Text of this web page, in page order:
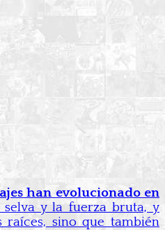
han evolucionado en
y la fuerza bruta, y
sino que también